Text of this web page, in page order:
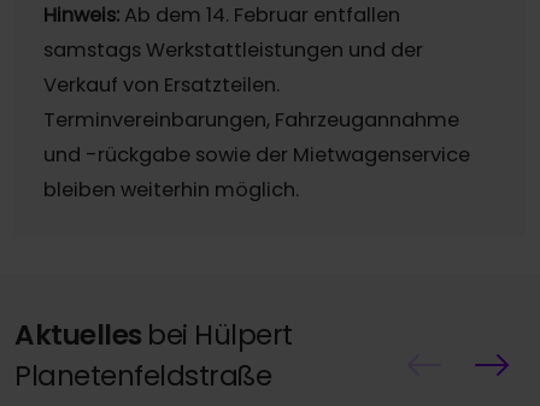
Hinweis: Ab dem 14. Februar entfallen
samstags Werkstattleistungen und der
Verkauf von Ersatzteilen.
Terminvereinbarungen, Fahrzeugannahme
und -rückgabe sowie der Mietwagenservice
bleiben weiterhin möglich.
Aktuelles bei Hülpert
Planetenfeldstraße